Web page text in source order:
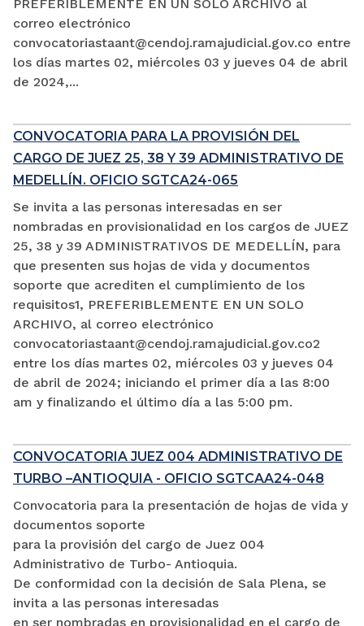
PREFERIBLEMENTE EN UN SOLO ARCHIVO al
correo electrónico
convocatoriastaant@cendoj.ramajudicial.gov.co entre
los días martes 02, miércoles 03 y jueves 04 de abril
de 2024,...
CONVOCATORIA PARA LA PROVISIÓN DEL
CARGO DE JUEZ 25, 38 Y 39 ADMINISTRATIVO DE
MEDELLÍN. OFICIO SGTCA24-065
Se invita a las personas interesadas en ser
nombradas en provisionalidad en los cargos de JUEZ
25, 38 y 39 ADMINISTRATIVOS DE MEDELLÍN, para
que presenten sus hojas de vida y documentos
soporte que acrediten el cumplimiento de los
requisitos1, PREFERIBLEMENTE EN UN SOLO
ARCHIVO, al correo electrónico
convocatoriastaant@cendoj.ramajudicial.gov.co2
entre los días martes 02, miércoles 03 y jueves 04
de abril de 2024; iniciando el primer día a las 8:00
am y finalizando el último día a las 5:00 pm.
CONVOCATORIA JUEZ 004 ADMINISTRATIVO DE
TURBO –ANTIOQUIA - OFICIO SGTCAA24-048
Convocatoria para la presentación de hojas de vida y
documentos soporte
para la provisión del cargo de Juez 004
Administrativo de Turbo- Antioquia.
De conformidad con la decisión de Sala Plena, se
invita a las personas interesadas
en ser nombradas en provisionalidad en el cargo de